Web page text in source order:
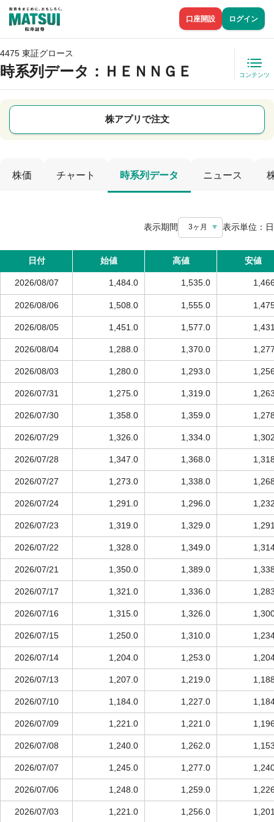
口座開設 ログイン
4475 東証グロース
時系列データ ：ＨＥＮＮＧＥ コンテンツ
株アプリで注文
株価 チャート 時系列データ ニュース
表示期間 3ヶ月 表示単位： 日
日付 始値 高値 安値
2026/08/07 1,484.0 1,535.0
2026/08/06 1,508.0 1,555.0
2026/08/05 1,451.0 1,577.0
2026/08/04 1,288.0 1,370.0
2026/08/03 1,280.0 1,293.0
2026/07/31 1,275.0 1,319.0
2026/07/30 1,358.0 1,359.0
2026/07/29 1,326.0 1,334.0
2026/07/28 1,347.0 1,368.0
2026/07/27 1,273.0 1,338.0
2026/07/24 1,291.0 1,296.0
2026/07/23 1,319.0 1,329.0
2026/07/22 1,328.0 1,349.0
2026/07/21 1,350.0 1,389.0
2026/07/17 1,321.0 1,336.0
2026/07/16 1,315.0 1,326.0
2026/07/15 1,250.0 1,310.0
2026/07/14 1,204.0 1,253.0
2026/07/13 1,207.0 1,219.0
2026/07/10 1,184.0 1,227.0
2026/07/09 1,221.0 1,221.0
2026/07/08 1,240.0 1,262.0
2026/07/07 1,245.0 1,277.0
2026/07/06 1,248.0 1,259.0
2026/07/03 1,221.0 1,256.0